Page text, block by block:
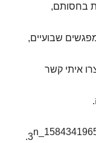
בחסותם,
שבועיים,
איתי קשר
3.